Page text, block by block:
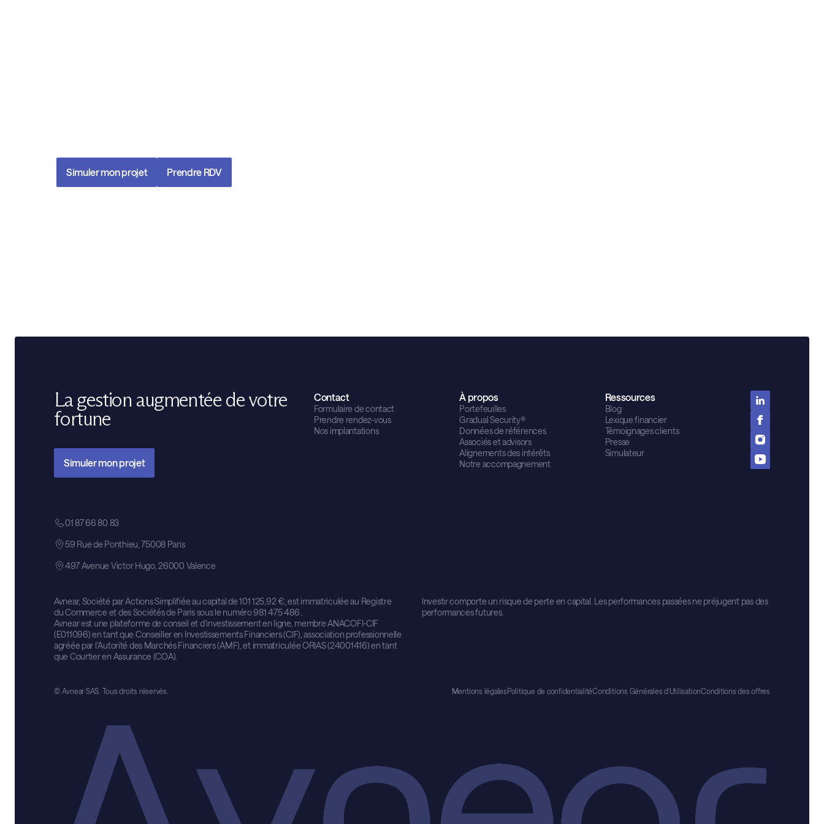
Simuler mon projet Prendre RDV
La gestion augmentée de votre
fortune
Simuler mon projet
01 87 66 80 83
59 Rue de Ponthieu, 75008 Paris
497 Avenue Victor Hugo, 26000 Valence
Contact
Formulaire de contact
Prendre rendez-vous
Nos implantations
À propos
Portefeuilles
Gradual Security®
Données de références
Associés et advisors
Alignements des intérêts
Notre accompagnement
Ressources
Blog
Lexique financier
Témoignages clients
Presse
Simulateur
Avnear, Société par Actions Simplifiée au capital de 101 125,92 €, est immatriculée au Registre
du Commerce et des Sociétés de Paris sous le numéro 981 475 486 .
Avnear est une plateforme de conseil et d’investissement en ligne, membre ANACOFI-CIF
(E011096) en tant que Conseiller en Investissements Financiers (CIF), association professionnelle
agréée par l’Autorité des Marchés Financiers (AMF), et immatriculée ORIAS (24001416) en tant
que Courtier en Assurance (COA).
Investir comporte un risque de perte en capital. Les performances passées ne préjugent pas des
performances futures.
© Avnear SAS. Tous droits réservés. Mentions légales Politique de confidentialitéConditions Générales d’UtilisationConditions des offres